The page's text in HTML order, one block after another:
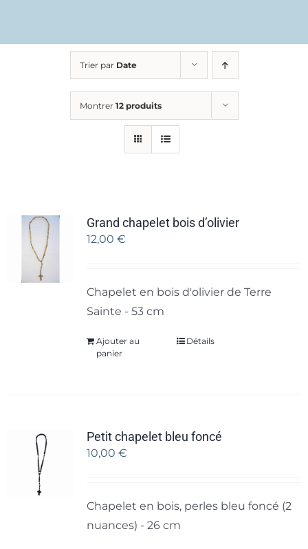
Trier par Date
Montrer 12 produits
Grand chapelet bois d’olivier
12,00 €
Chapelet en bois d'olivier de Terre
Sainte - 53 cm
Ajouter au
panier
Détails
Petit chapelet bleu foncé
10,00 €
Chapelet en bois, perles bleu foncé (2
nuances) - 26 cm